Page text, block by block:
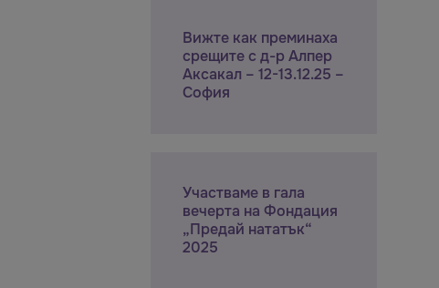
Вижте как преминаха
срещите с д-р Алпер
Аксакал – 12-13.12.25 –
София
Участваме в гала
вечерта на Фондация
„Предай нататък“
2025